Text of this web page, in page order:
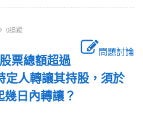
0追蹤
問題討論
票總額超過
定人轉讓其持股，須於
幾日內轉讓？